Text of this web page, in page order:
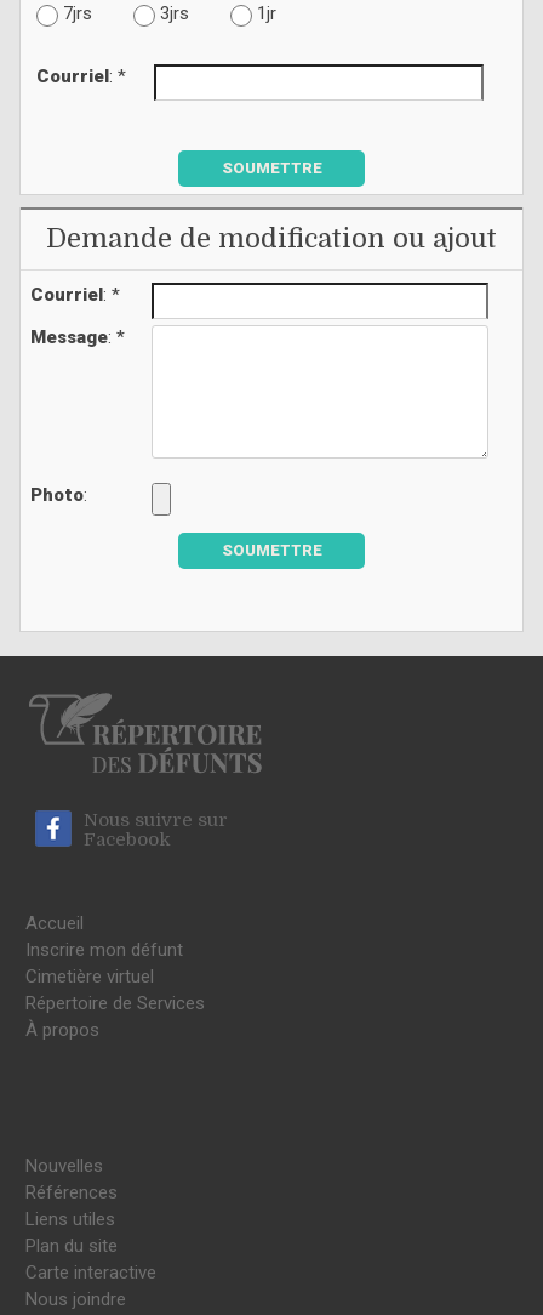
7jrs
3jrs 1jr
Courriel : *
SOUMETTRE
Demande de modification ou ajout
Courriel: *
Message: *
Photo:
SOUMETTRE
Nous suivre sur
Facebook
Accueil
Inscrire mon défunt
Cimetière virtuel
Répertoire de Services
À propos
Nouvelles
Références
Liens utiles
Plan du site
Carte interactive
Nous joindre